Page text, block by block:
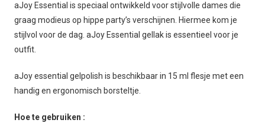
aJoy Essential is speciaal ontwikkeld voor stijlvolle dames die
graag modieus op hippe party’s verschijnen. Hiermee kom je
stijlvol voor de dag. aJoy Essential gellak is essentieel voor je
outfit.
aJoy essential gelpolish is beschikbaar in 15 ml flesje met een
handig en ergonomisch borsteltje.
Hoe te gebruiken :